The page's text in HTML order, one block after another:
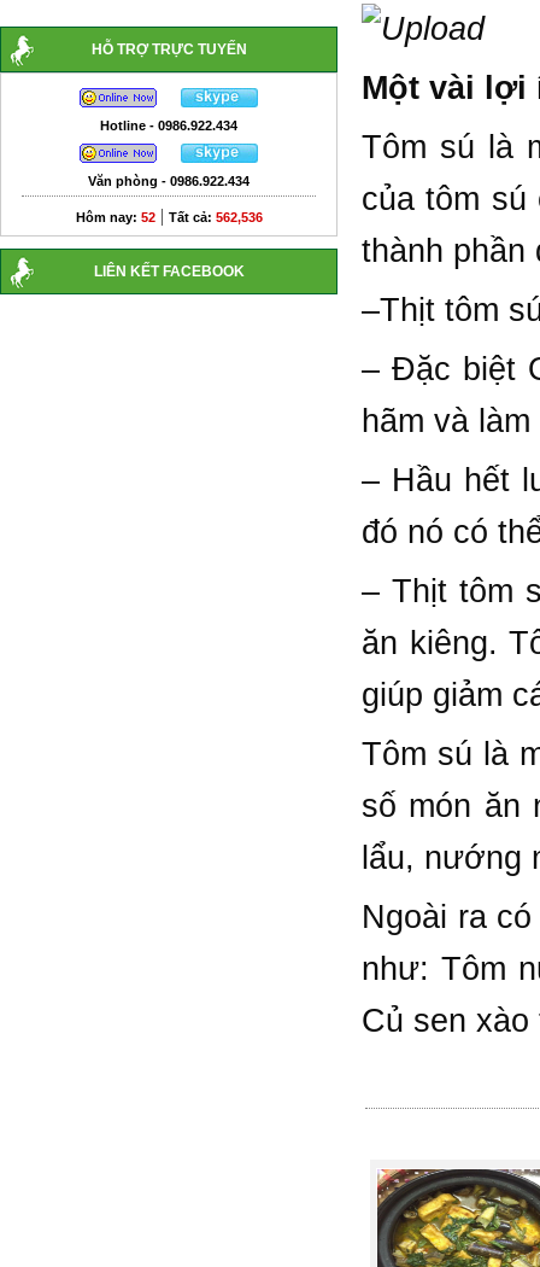
HỖ TRỢ TRỰC TUYẾN
Hotline - 0986.922.434
Văn phòng - 0986.922.434
Hôm nay: 52| Tất cả: 562,536
LIÊN KẾT FACEBOOK
Một vài lợi
Tôm sú là
của tôm
thành phần
–Thịt tôm
– Đặc biệt
hãm và
– Hầu hết
đó nó có
– Thịt tôm
ăn kiêng.
giúp giảm
Tôm sú là
số món ăn
lẩu, nướng
Ngoài ra
như: Tôm
Củ sen